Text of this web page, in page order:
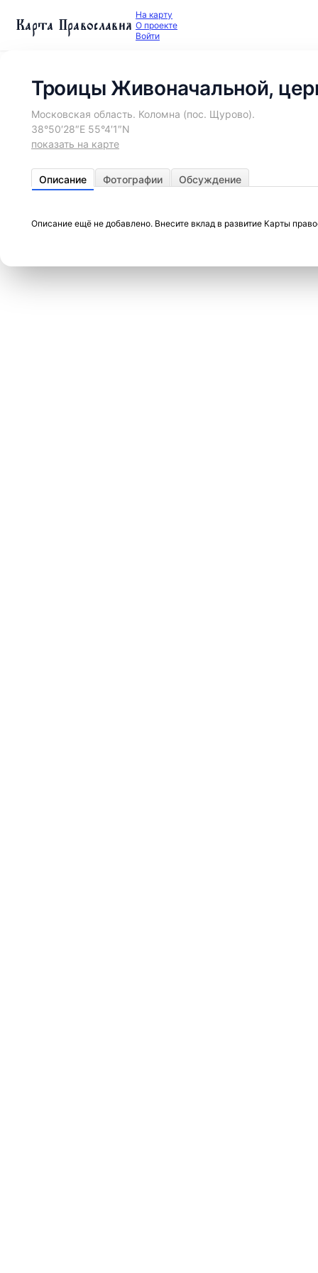
Карта Православия На карту
О проекте
Войти
Троицы Живоначальной,
Московская область. Коломна (пос. Щурово).
38°50′28″E 55°4′1″N
показать на карте
Описание Фотографии Обсуждение
Описание ещё не добавлено. Внесите вклад в развитие Карты